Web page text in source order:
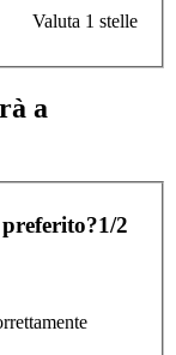
Valuta 1 stelle
a
1/2